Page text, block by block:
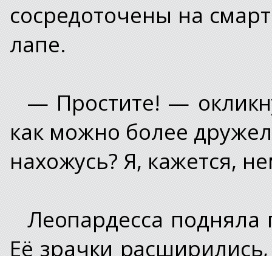
сосредоточены на
лапе.
— Простите! —
как можно более
нахожусь? Я, кажется,
Леопардесса подняла
Её зрачки